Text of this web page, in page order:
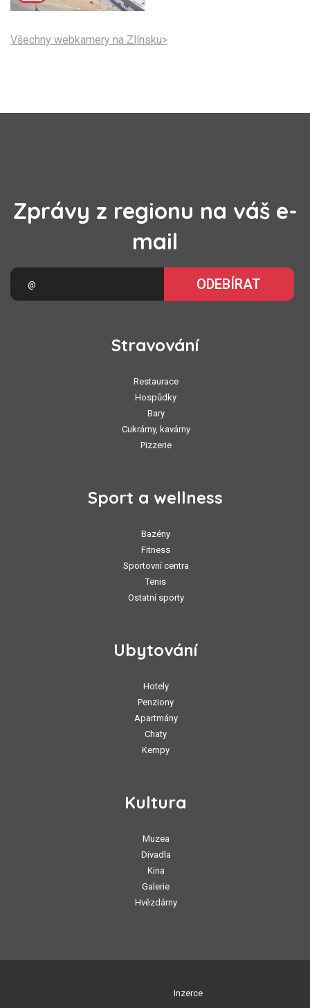
Všechny webkamery na Zlínsku>
Zprávy z regionu na váš e-
mail
ODEBÍRAT
Stravování
Restaurace
Hospůdky
Bary
Cukrárny, kavárny
Pizzerie
Sport a wellness
Bazény
Fitness
Sportovní centra
Tenis
Ostatní sporty
Ubytování
Hotely
Penziony
Apartmány
Chaty
Kempy
Kultura
Muzea
Divadla
Kina
Galerie
Hvězdárny
Inzerce